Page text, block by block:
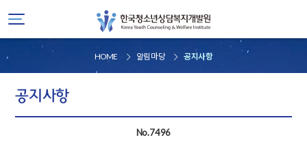
HOME 알림마당 공지사항
공지사항
No.7496